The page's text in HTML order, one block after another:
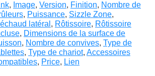
, Image, Version, Finition, Nombre de
, Puissance, Sizzle Zone,
latéral , Rôtissoire, Rôtissoire
, Dimensions de la surface de
, Nombre de convives, Type de
, Type de chariot, Accessoires
, Price, Lien